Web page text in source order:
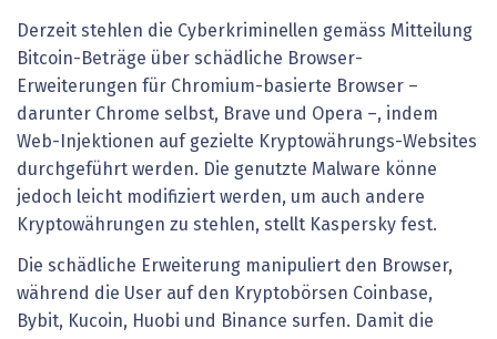
Derzeit stehlen die Cyberkriminellen gemäss Mitteilung
Bitcoin-Beträge über schädliche Browser-
Erweiterungen für Chromium-basierte Browser –
darunter Chrome selbst, Brave und Opera –, indem
Web-Injektionen auf gezielte Kryptowährungs-Websites
durchgeführt werden. Die genutzte Malware könne
jedoch leicht modifiziert werden, um auch andere
Kryptowährungen zu stehlen, stellt Kaspersky fest.
Die schädliche Erweiterung manipuliert den Browser,
während die User auf den Kryptobörsen Coinbase,
Bybit, Kucoin, Huobi und Binance surfen. Damit die